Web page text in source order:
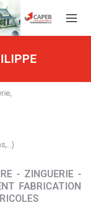
- ZINGUERIE -
FABRICATION